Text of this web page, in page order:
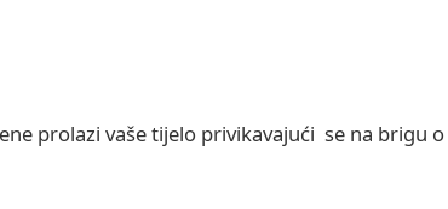
prolazi vaše tijelo privikavajući se na brigu o